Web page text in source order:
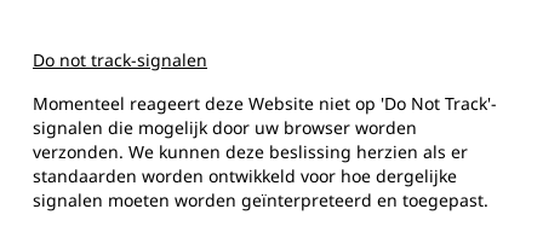
Do not track-signalen
Momenteel reageert deze Website niet op 'Do Not Track'-
signalen die mogelijk door uw browser worden
verzonden. We kunnen deze beslissing herzien als er
standaarden worden ontwikkeld voor hoe dergelijke
signalen moeten worden geïnterpreteerd en toegepast.